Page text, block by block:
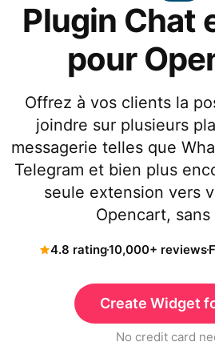
Plugin Chat
pour
Offrez à vos clients la
joindre sur plusieurs
messagerie telles que
Telegram et bien plus
seule extension vers
Opencart,
4.8 rating10,000+ reviews
Create Widget
No credit card